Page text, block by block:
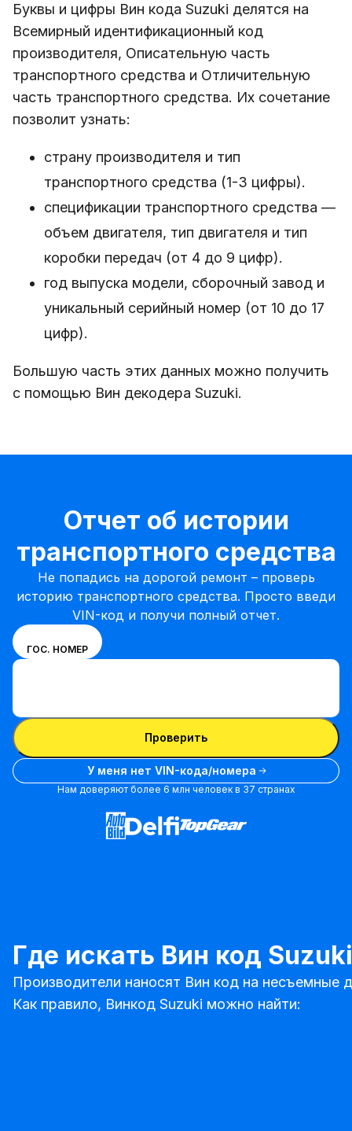
Буквы и цифры Вин кода Suzuki делятся на
Всемирный идентификационный код
производителя, Описательную часть
транспортного средства и Отличительную
часть транспортного средства. Их сочетание
позволит узнать:
страну производителя и тип
транспортного средства (1-3 цифры).
спецификации транспортного средства —
объем двигателя, тип двигателя и тип
коробки передач (от 4 до 9 цифр).
год выпуска модели, сборочный завод и
уникальный серийный номер (от 10 до 17
цифр).
Большую часть этих данных можно получить
с помощью Вин декодера Suzuki.
Отчет об истории
транспортного средства
Не попадись на дорогой ремонт – проверь
историю транспортного средства. Просто введи
VIN-код и получи полный отчет.
Выбери
режим
номером
VIN и
номерным
знаком
ГОС. НОМЕР
Ввести VIN-код
Ввести VIN-код
Проверить
У меня нет VIN-кода/номера
Нам доверяют более 6 млн человек в 37 странах
Где искать Вин код
Производители наносят Вин код на несъемные
Как правило, Винкод Suzuki можно найти: